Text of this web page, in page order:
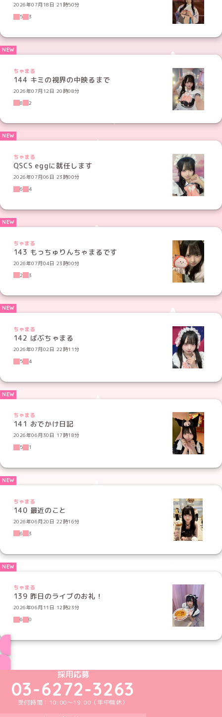
2026年07月18日 21時50分
5
3
ちゃまる
144 キミの視界の中映るまで
2026年07月12日 20時08分
8
2
ちゃまる
QSCS eggに就任します
2026年07月06日 23時00分
6
4
ちゃまる
143 もっちゅりんちゃまるです
2026年07月04日 23時00分
2
3
ちゃまる
142 ばぶちゃまる
2026年07月02日 22時11分
5
4
ちゃまる
141 おでかけ日記
2026年06月30日 17時18分
5
1
ちゃまる
140 最近のこと
2026年06月20日 22時16分
6
3
ちゃまる
139 昨日のライブのお礼！
2026年06月11日 12時23分
6
0
めいどりーみんTikTok公式アカウント
めいどりーみんX公式アカウント
めいどりーみんInstagram公式アカウント
めいどりーみんFacebook公式アカウン
めいどりーみんYouTube公式アカ
採用応募
03-6272-3263
受付時間：10:00～19:00（年中無休）